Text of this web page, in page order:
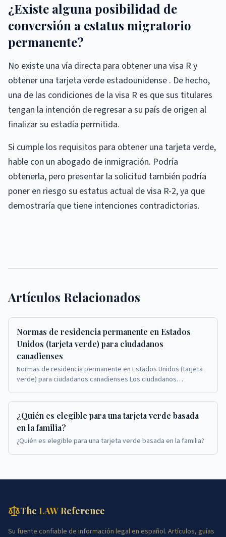
¿Existe alguna posibilidad de
conversión a estatus migratorio
permanente?
No existe una vía directa para obtener una visa R y
obtener una tarjeta verde estadounidense . De hecho,
una de las condiciones de la visa R es que sus titulares
tengan la intención de regresar a su país de origen al
finalizar su estadía permitida.
Si cumple los requisitos para obtener una tarjeta verde,
hable con un abogado de inmigración. Podría
obtenerla, pero presentar la solicitud también podría
poner en riesgo su estatus actual de visa R-2, ya que
demostraría que tiene intenciones contradictorias.
Artículos Relacionados
Normas de residencia permanente en Estados
Unidos (tarjeta verde) para ciudadanos
canadienses
Normas de residencia permanente en Estados Unidos (tarjeta
verde) para ciudadanos canadienses Los ciudadanos
¿Quién es elegible para una tarjeta verde basada
en la familia?
¿Quién es elegible para una tarjeta verde basada en la familia?
The LAWReference
Su fuente confiable de información legal en español. Artículos, guías